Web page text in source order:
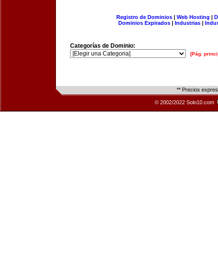
Registro de Dominios| Web Hosting |
Dominios Expirados | Industrias |
Categorías de Dominio:
[Pág.
** Precios
© 2002/2022 Solo10.com